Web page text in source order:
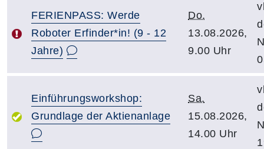
FERIENPASS: Werde
Roboter Erfinder*in! (9 - 12
Jahre)
Do.
13.08.2026,
9.00 Uhr
Einführungsworkshop:
Grundlage der Aktienanlage
Sa.
15.08.2026,
14.00 Uhr